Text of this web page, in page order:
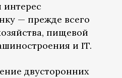
— прежде всего
пищевой
и IT.
двусторонних